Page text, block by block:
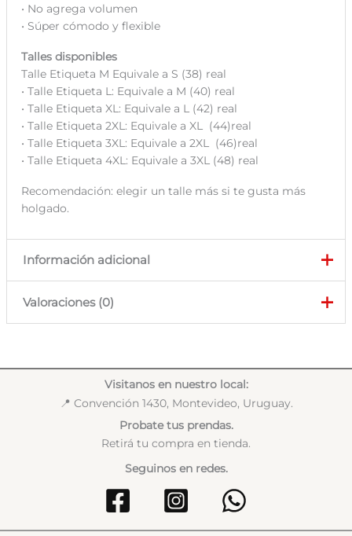
• No agrega volumen
• Súper cómodo y flexible
Talles disponibles
Talle Etiqueta M Equivale a S (38) real
• Talle Etiqueta L: Equivale a M (40) real
• Talle Etiqueta XL: Equivale a L (42) real
• Talle Etiqueta 2XL: Equivale a XL (44)real
• Talle Etiqueta 3XL: Equivale a 2XL (46)real
• Talle Etiqueta 4XL: Equivale a 3XL (48) real
Recomendación: elegir un talle más si te gusta más
holgado.
Información adicional
Talla
Valoraciones (0)
Solo los usuarios registrados que hayan comprado este
producto pueden hacer una valoración.
Visitanos en nuestro local:
📍 Convención 1430, Montevideo, Uruguay.
Probate tus prendas.
Retirá tu compra en tienda.
Seguinos en redes.